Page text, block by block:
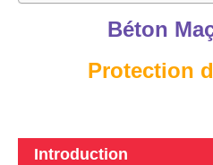
Béton
Protection
Introduction